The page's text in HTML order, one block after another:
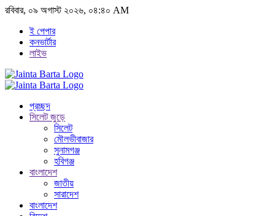
রবিবার, ০৯ অগাস্ট ২০২৬, ০৪:৪০ AM
ই পেপার
কনভার্টার
লাইভ
প্রচ্ছদ
সিলেট জুড়ে
সিলেট
মৌলভীবাজার
সুনামগঞ্জ
হবিগঞ্জ
বাংলাদেশ
জাতীয়
সারাদেশ
বাংলাদেশ